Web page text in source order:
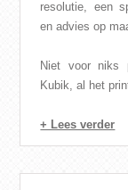
resolutie, een
en advies op
Niet voor niks
Kubik, al het
+ Lees verder